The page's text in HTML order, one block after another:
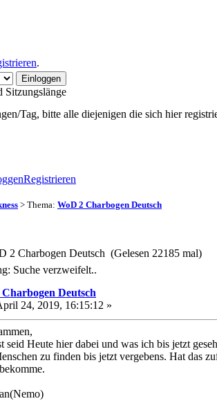
.
Sitzungslänge
Tag, bitte alle diejenigen die sich hier
Registrieren
> Thema: WoD 2 Charbogen Deutsch
2 Charbogen Deutsch (Gelesen 22185 mal)
Suche verzweifelt..
Deutsch
24, 2019, 16:15:12 »
seid Heute hier dabei und was ich bis jetzt
zu finden bis jetzt vergebens. Hat das